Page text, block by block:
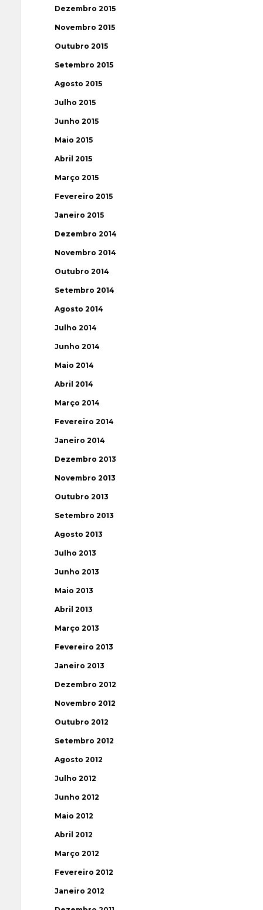
Dezembro 2015
Novembro 2015
Outubro 2015
Setembro 2015
Agosto 2015
Julho 2015
Junho 2015
Maio 2015
Abril 2015
Março 2015
Fevereiro 2015
Janeiro 2015
Dezembro 2014
Novembro 2014
Outubro 2014
Setembro 2014
Agosto 2014
Julho 2014
Junho 2014
Maio 2014
Abril 2014
Março 2014
Fevereiro 2014
Janeiro 2014
Dezembro 2013
Novembro 2013
Outubro 2013
Setembro 2013
Agosto 2013
Julho 2013
Junho 2013
Maio 2013
Abril 2013
Março 2013
Fevereiro 2013
Janeiro 2013
Dezembro 2012
Novembro 2012
Outubro 2012
Setembro 2012
Agosto 2012
Julho 2012
Junho 2012
Maio 2012
Abril 2012
Março 2012
Fevereiro 2012
Janeiro 2012